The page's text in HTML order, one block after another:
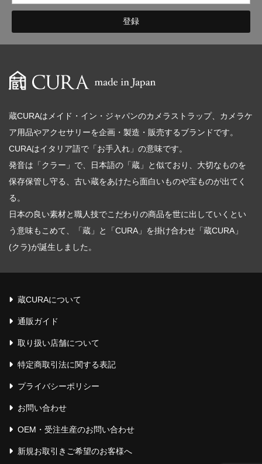
蔵CURAはメイド・イン・ジャパンのカメラストラップ、カメラケ
ア用品やアクセサリーを企画・製造・販売するブランドです。
CURAはイタリア語で「お手入れ」の意味です。
発音は「クラー」で、日本語の「蔵」と似ており、大切なものを
保存保管し守る、古い蔵をあけたら面白いものや宝ものが出てく
る。
日本の良い素材と職人技でこだわりの商品を世に出していくとい
う意味もこめて、「蔵」と「CURA」を掛け合わせ「蔵CURA」
(クラ)が誕生しました。
蔵CURAについて
通販ガイド
取り扱い店舗について
特定商取引法に関する表記
プライバシーポリシー
お問い合わせ
OEM・受注生産のお問い合わせ
新規お取引きご希望のお客様へ